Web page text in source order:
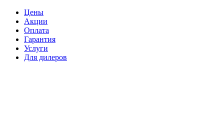
Цены
Акции
Оплата
Гарантия
Услуги
Для дилеров